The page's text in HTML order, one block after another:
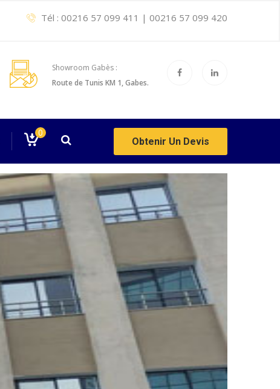
Tél : 00216 57 099 411 | 00216 57 099 420
Showroom Gabès :
Route de Tunis KM 1, Gabes.
0
Obtenir Un Devis